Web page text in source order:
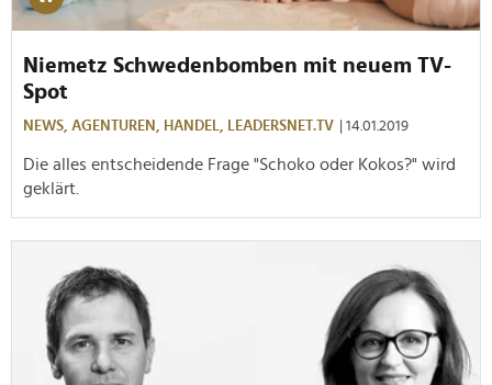
Niemetz Schwedenbomben mit neuem TV-
Spot
NEWS, AGENTUREN, HANDEL, LEADERSNET.TV | 14.01.2019
Die alles entscheidende Frage "Schoko oder Kokos?" wird
geklärt.